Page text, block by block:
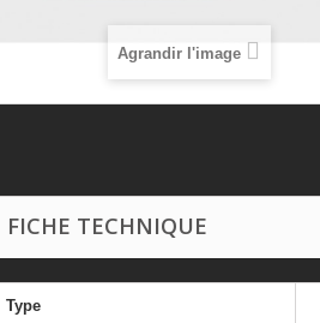
Agrandir l'image
FICHE TECHNIQUE
Type